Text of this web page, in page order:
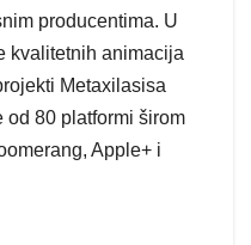
producentima. U
kvalitetnih animacija
Metaxilasisa
od 80 platformi širom
Apple+ i